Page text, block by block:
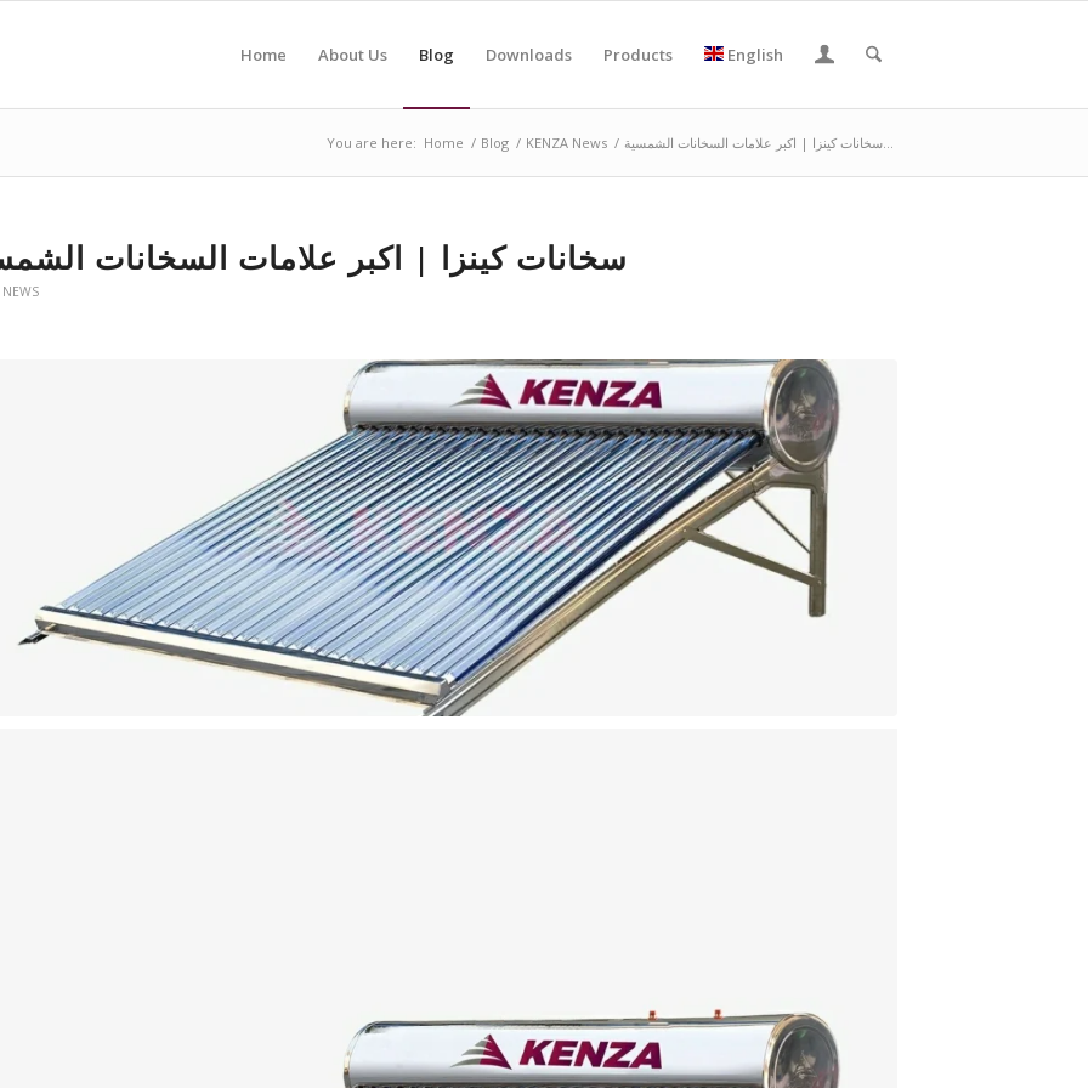
Home About Us Blog Downloads Products English
You are here: Home / Blog / KENZA News / سخانات كينزا | اكبر علامات السخانات الشمسية...
سخانات كينزا | اكبر علامات السخانات